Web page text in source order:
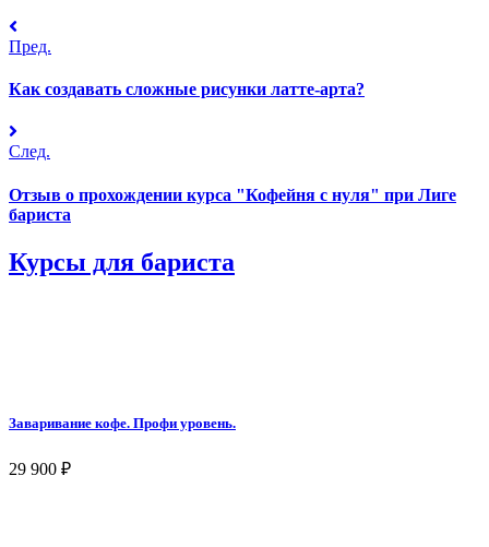
Пред.
Как создавать сложные рисунки латте-арта?
След.
Отзыв о прохождении курса "Кофейня с нуля" при Лиге
бариста
Курсы для бариста
Заваривание кофе. Профи уровень.
29 900 ₽